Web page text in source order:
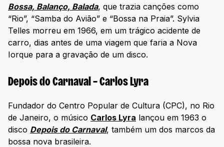
Bossa, Balanço, Balada, que trazia canções como
“Rio”, “Samba do Avião” e “Bossa na Praia”. Sylvia
Telles morreu em 1966, em um trágico acidente de
carro, dias antes de uma viagem que faria a Nova
Iorque para a gravação de um disco.
Depois do Carnaval – Carlos Lyra
Fundador do Centro Popular de Cultura (CPC), no Rio
de Janeiro, o músico Carlos Lyra lançou em 1963 o
disco Depois do Carnaval, também um dos marcos da
bossa nova brasileira.